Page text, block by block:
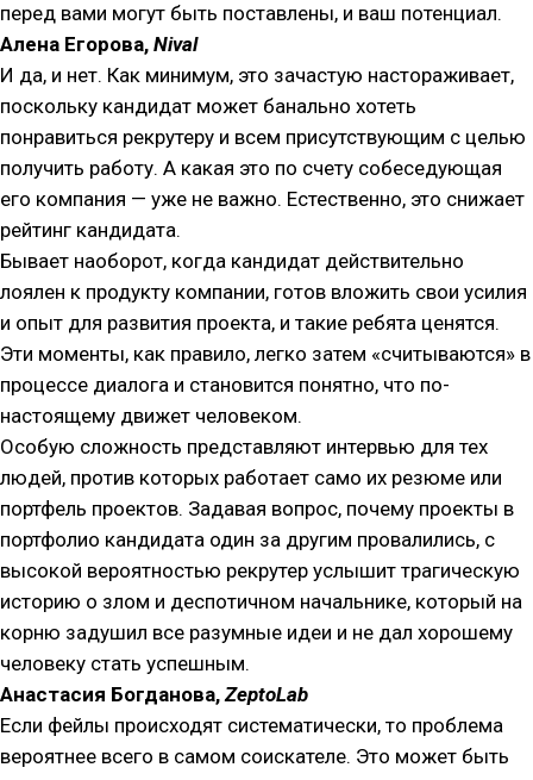
перед вами могут быть поставлены, и ваш потенциал.
Алена Егорова, Nival
И да, и нет. Как минимум, это зачастую настораживает,
поскольку кандидат может банально хотеть
понравиться рекрутеру и всем присутствующим с целью
получить работу. А какая это по счету собеседующая
его компания — уже не важно. Естественно, это снижает
рейтинг кандидата.
Бывает наоборот, когда кандидат действительно
лоялен к продукту компании, готов вложить свои усилия
и опыт для развития проекта, и такие ребята ценятся.
Эти моменты, как правило, легко затем «считываются» в
процессе диалога и становится понятно, что по-
настоящему движет человеком.
Особую сложность представляют интервью для тех
людей, против которых работает само их резюме или
портфель проектов. Задавая вопрос, почему проекты в
портфолио кандидата один за другим провалились, с
высокой вероятностью рекрутер услышит трагическую
историю о злом и деспотичном начальнике, который на
корню задушил все разумные идеи и не дал хорошему
человеку стать успешным.
Анастасия Богданова,ZeptoLab
Если фейлы происходят систематически, то проблема
вероятнее всего в самом соискателе. Это может быть